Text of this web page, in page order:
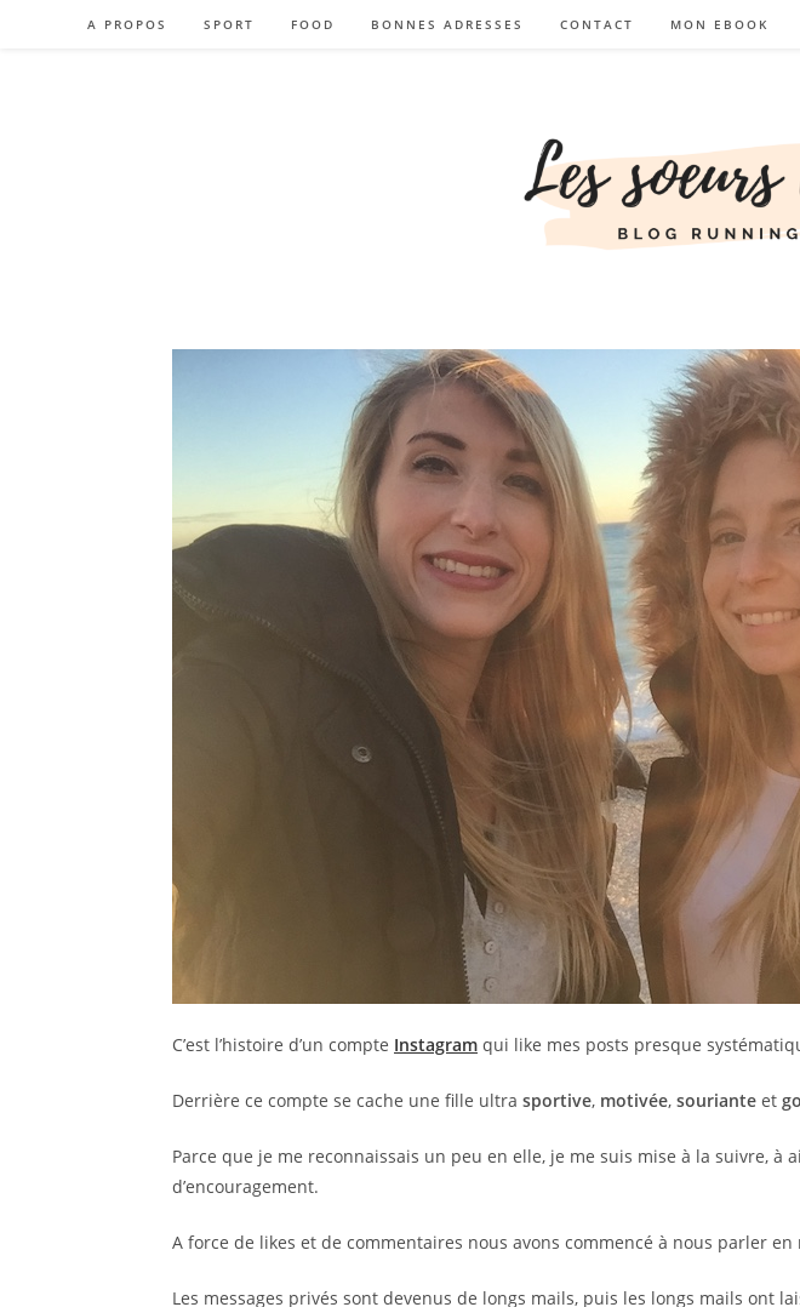
A PROPOS SPORT FOOD BONNES ADRESSES CONTACT MON EBOOK
C’est l’histoire d’un compte Instagram qui like mes posts presque
Derrière ce compte se cache une fille ultra sportive, motivée, souriante et
Parce que je me reconnaissais un peu en elle, je me suis mise à la suivre,
d’encouragement.
A force de likes et de commentaires nous avons commencé à nous parler en
Les messages privés sont devenus de longs mails, puis les longs mails ont